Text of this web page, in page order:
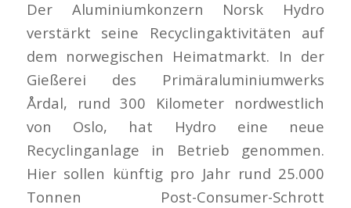
Der Aluminiumkonzern Norsk Hydro
verstärkt seine Recyclingaktivitäten auf
dem norwegischen Heimatmarkt. In der
Gießerei des Primäraluminiumwerks
Årdal, rund 300 Kilometer nordwestlich
von Oslo, hat Hydro eine neue
Recyclinganlage in Betrieb genommen.
Hier sollen künftig pro Jahr rund 25.000
Tonnen Post-Consumer-Schrott